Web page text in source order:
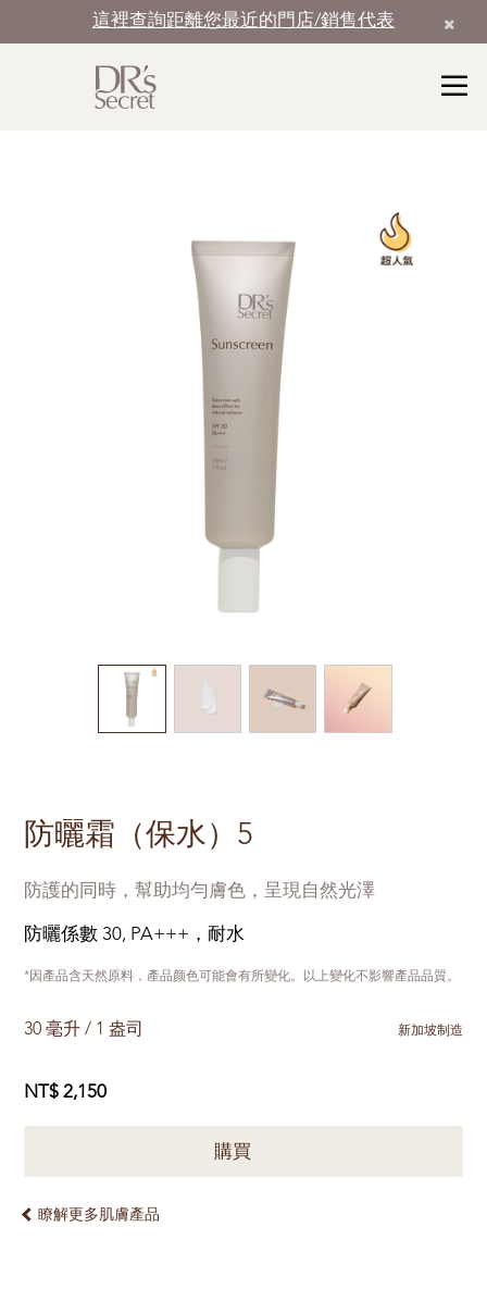
這裡查詢距離您最近的門店/銷售代表
防曬霜（保水）5
防護的同時，幫助均勻膚色，呈現自然光澤
防曬係數 30, PA+++，耐水
*因產品含天然原料，產品颜色可能會有所變化。以上變化不影響產品品質。
30 毫升 / 1 盎司 新加坡制造
NT$ 2,150
購買
瞭解更多肌膚產品